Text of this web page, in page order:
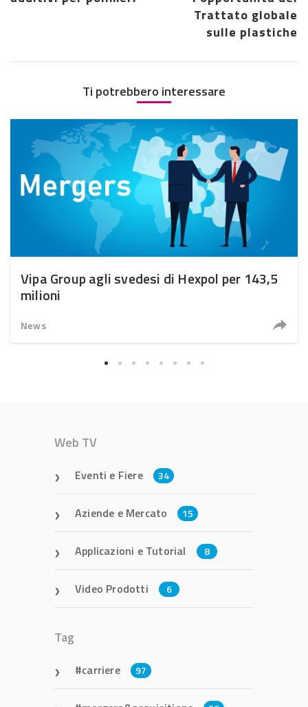
Trattato globale
sulle plastiche
Ti potrebbero interessare
Vipa Group agli svedesi di Hexpol per 143,5
milioni
News
Web TV
Eventi e Fiere 34
Aziende e Mercato 15
Applicazioni e Tutorial 8
Video Prodotti 6
Tag
carriere 97